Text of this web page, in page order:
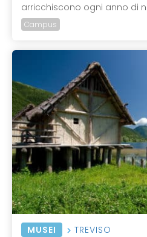
arricchiscono ogni anno di
Campus
MUSEI TREVISO